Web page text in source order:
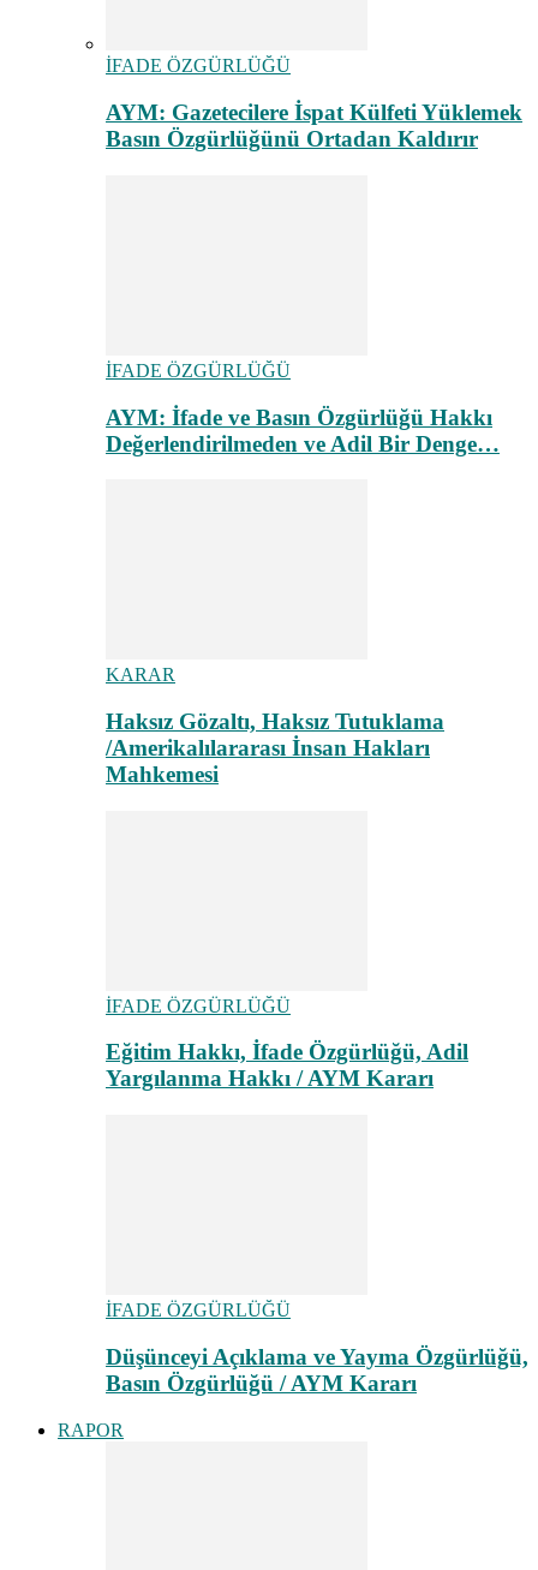
İFADE ÖZGÜRLÜĞÜ
AYM: Gazetecilere İspat Külfeti Yüklemek
Basın Özgürlüğünü Ortadan Kaldırır
İFADE ÖZGÜRLÜĞÜ
AYM: İfade ve Basın Özgürlüğü Hakkı
Değerlendirilmeden ve Adil Bir Denge…
KARAR
Haksız Gözaltı, Haksız Tutuklama
/Amerikalılararası İnsan Hakları
Mahkemesi
İFADE ÖZGÜRLÜĞÜ
Eğitim Hakkı, İfade Özgürlüğü, Adil
Yargılanma Hakkı / AYM Kararı
İFADE ÖZGÜRLÜĞÜ
Düşünceyi Açıklama ve Yayma Özgürlüğü,
Basın Özgürlüğü / AYM Kararı
RAPOR